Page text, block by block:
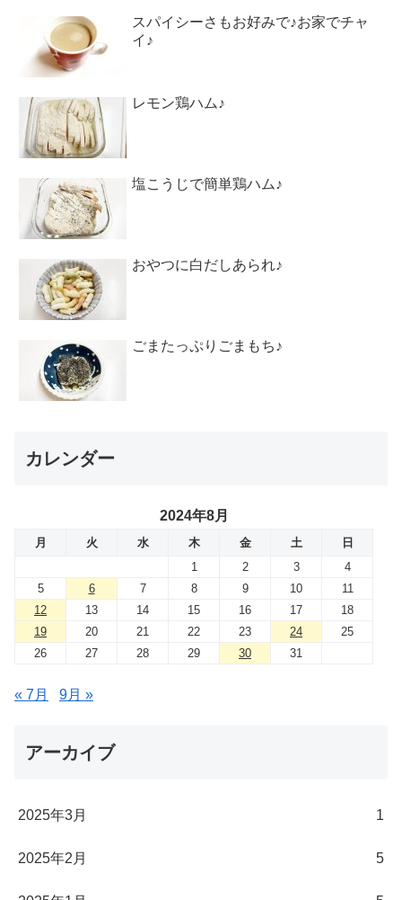
スパイシーさもお好みで♪お家でチャ
イ♪
レモン鶏ハム♪
塩こうじで簡単鶏ハム♪
おやつに白だしあられ♪
ごまたっぷりごまもち♪
カレンダー
2024年8月
月 火 水 木 金 土
日
1
2 3
4
5
6 7 8 9 10
11
12
13 14 15 16 17
18
19
20 21 22 23 24
25
26
27 28 29 30 31
« 7月 9月 »
アーカイブ
2025年3月 1
2025年2月 5